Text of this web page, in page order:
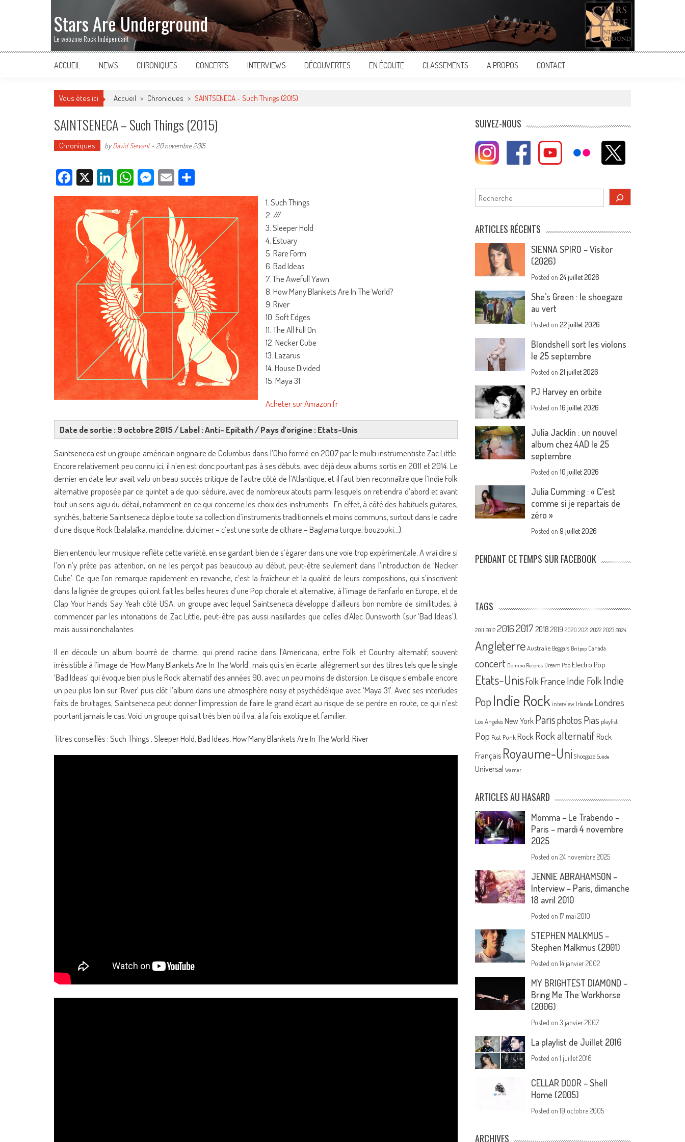
Stars Are Underground
Le webzine Rock Indépendant
ACCUEIL NEWS CHRONIQUES CONCERTS INTERVIEWS DÉCOUVERTES EN ÉCOUTE CLASSEMENTS A PROPOS CONTACT
Vous êtes ici Accueil > Chroniques > SAINTSENECA – Such Things (2015)
SAINTSENECA – Such Things (2015)
Chroniques byDavid Servant- 20 novembre 2015
Facebook
X LinkedIn
WhatsApp
Messenger
Email
1. Such Things
2. ///
3. Sleeper Hold
4. Estuary
5. Rare Form
6. Bad Ideas
7. The Awefull Yawn
8. How Many Blankets Are In The World?
9. River
10. Soft Edges
11. The All Full On
12. Necker Cube
13. Lazarus
14. House Divided
15. Maya 31
Acheter sur Amazon.fr
Date de sortie : 9 octobre 2015 / Label : Anti- Epitath / Pays d’origine : Etats-Unis
Saintseneca est un groupe américain originaire de Columbus dans l’Ohio formé en 2007 par le multi instrumentiste Zac Little.
Encore relativement peu connu ici, il n’en est donc pourtant pas à ses débuts, avec déjà deux albums sortis en 2011 et 2014. Le
dernier en date leur avait valu un beau succès critique de l’autre côté de l’Atlantique, et il faut bien reconnaître que l’Indie Folk
alternative proposée par ce quintet a de quoi séduire, avec de nombreux atouts parmi lesquels on retiendra d’abord et avant
tout un sens aigu du détail, notamment en ce qui concerne les choix des instruments. En effet, à côté des habituels guitares,
synthés, batterie Saintseneca déploie toute sa collection d’instruments traditionnels et moins communs, surtout dans le cadre
d’une disque Rock (balalaïka, mandoline, dulcimer – c’est une sorte de cithare – Baglama turque, bouzouki…).
Bien entendu leur musique reflète cette variété, en se gardant bien de s’égarer dans une voie trop expérimentale. A vrai dire si
l’on n’y prête pas attention, on ne les perçoit pas beaucoup au début, peut-être seulement dans l’introduction de ‘Necker
Cube’. Ce que l’on remarque rapidement en revanche, c’est la fraîcheur et la qualité de leurs compositions, qui s’inscrivent
dans la lignée de groupes qui ont fait les belles heures d’une Pop chorale et alternative, à l’image de Fanfarlo en Europe, et de
Clap Your Hands Say Yeah côté USA, un groupe avec lequel Saintseneca développe d’ailleurs bon nombre de similitudes, à
commencer par les intonations de Zac Little, peut-être pas aussi nasillardes que celles d’Alec Ounsworth (sur ‘Bad Ideas’),
mais aussi nonchalantes.
Il en découle un album bourré de charme, qui prend racine dans l’Americana, entre Folk et Country alternatif, souvent
irrésistible à l’image de ‘How Many Blankets Are In The World’, mais qui s’en écarte allègrement sur des titres tels que le single
‘Bad Ideas’ qui évoque bien plus le Rock alternatif des années 90, avec un peu moins de distorsion. Le disque s’emballe encore
un peu plus loin sur ‘River’ puis clôt l’album dans une atmosphère noisy et psychédélique avec ‘Maya 31’. Avec ses interludes
faits de bruitages, Saintseneca peut donner l’impression de faire le grand écart au risque de se perdre en route, ce qui n’est
pourtant jamais le cas. Voici un groupe qui sait très bien où il va, à la fois exotique et familier.
Titres conseillés : Such Things , Sleeper Hold, Bad Ideas, How Many Blankets Are In The World, River
SUIVEZ-NOUS
Rechercher
ARTICLES RÉCENTS
SIENNA SPIRO – Visitor
(2026)
Posted on24 juillet 2026
She’s Green : le shoegaze
au vert
Posted on22 juillet 2026
Blondshell sort les violons
le 25 septembre
Posted on21 juillet 2026
PJ Harvey en orbite
Posted on16 juillet 2026
Julia Jacklin : un nouvel
album chez 4AD le 25
septembre
Posted on10 juillet 2026
Julia Cumming : « C’est
comme si je repartais de
zéro »
Posted on9 juillet 2026
PENDANT CE TEMPS SUR FACEBOOK
TAGS
2011 2012 20162017 2018 2019 2020 2021 2022 2023 2024
Angleterre Australie Beggars Britpop Canada
concert Domino Records Dream Pop Electro Pop
Etats-UnisFolk France Indie FolkIndie
PopIndie Rock interview Irlande Londres
Los Angeles New York Parisphotos Pias playlist
Pop Post Punk Rock Rock alternatif Rock
Français Royaume-Uni Shoegaze Suède
Universal Warner
ARTICLES AU HASARD
Momma – Le Trabendo –
Paris – mardi 4 novembre
2025
Posted on24 novembre 2025
JENNIE ABRAHAMSON –
Interview – Paris, dimanche
18 avril 2010
Posted on17 mai 2010
STEPHEN MALKMUS –
Stephen Malkmus (2001)
Posted on14 janvier 2002
MY BRIGHTEST DIAMOND –
Bring Me The Workhorse
(2006)
Posted on3 janvier 2007
La playlist de Juillet 2016
Posted on1 juillet 2016
CELLAR DOOR – Shell
Home (2005)
Posted on19 octobre 2005
ARCHIVES